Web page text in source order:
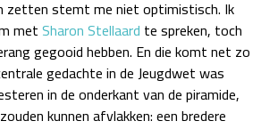
zetten stemt me niet optimistisch. Ik
metSharon Stellaard te spreken, toch
gegooid hebben. En die komt net zo
gedachte in de Jeugdwet was
in de onderkant van de piramide,
kunnen afvlakken: een bredere